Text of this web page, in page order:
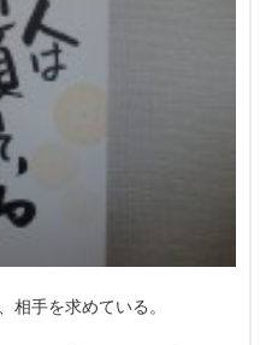
相手を求めている。